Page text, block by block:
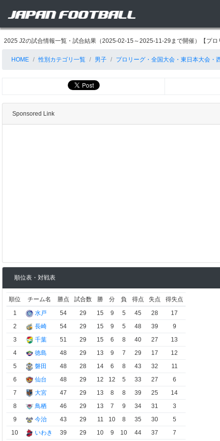
2025 J2の試合情報一覧・試合結果（2025-02-15～2025-11-29まで開催）【プ
HOME 性別カテゴリ一覧 男子 プロリーグ・全国大会・東日本大会・
Sponsored Link
順位表・対戦表
順位 チーム名 勝点 試合数 勝 分 負 得点 失点
得失点
1
水戸 54 29 15 9 5 45 28
17
2
長崎 54 29 15 9 5 48 39
9
3
千葉 51 29 15 6 8 40 27
13
4
徳島 48 29 13 9 7 29 17
12
5
磐田 48 28 14 6 8 43 32
11
6
仙台 48 29 12 12 5 33 27
6
7
大宮 47 29 13 8 8 39 25
14
8
鳥栖 46 29 13 7 9 34 31
3
9
今治 43 29 11 10 8 35 30
5
10
いわき 39 29 10 9 10 44 37 7